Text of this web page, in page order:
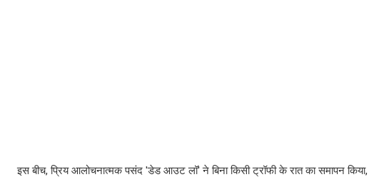
इस बीच, प्रिय आलोचनात्मक पसंद 'डेड आउट लॉ' ने बिना किसी ट्रॉफी के रात का समापन